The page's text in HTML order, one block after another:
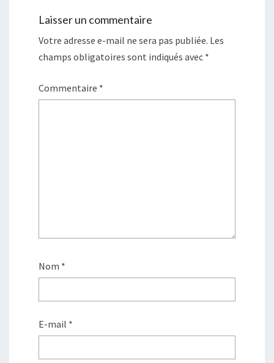
Laisser un commentaire
Votre adresse e-mail ne sera pas publiée. Les
champs obligatoires sont indiqués avec *
Commentaire *
Nom *
E-mail *